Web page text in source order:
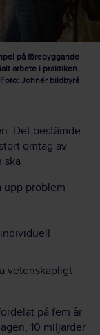
på förebyggande
arbete i praktiken.
Foto: Johnér bildbyrå
Det bestämde
omtag av
ska
upp problem
vetenskapligt
på fem år
10 miljarder